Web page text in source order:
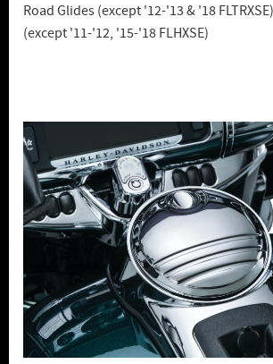
Road Glides (except '12-'13 & '18
(except '11-'12, '15-'18 FLHXSE)